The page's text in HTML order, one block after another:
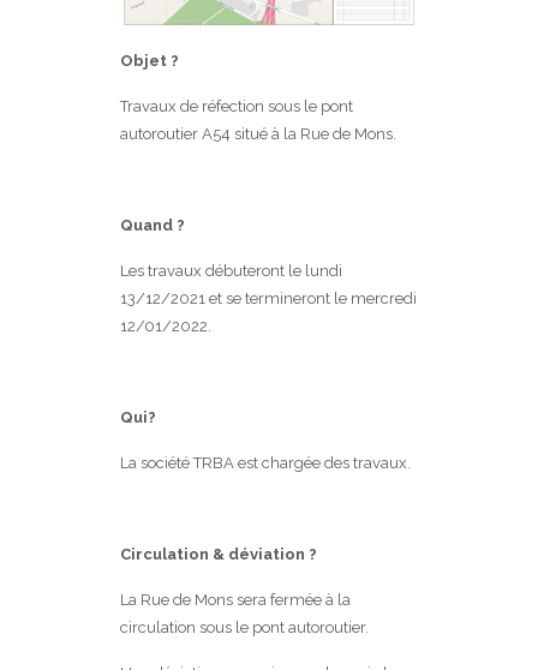
Objet ?
Travaux de réfection sous le pont
autoroutier A54 situé à la Rue de Mons.
Quand ?
Les travaux débuteront le lundi
13/12/2021 et se termineront le mercredi
12/01/2022.
Qui?
La société TRBA est chargée des travaux.
Circulation & déviation ?
La Rue de Mons sera fermée à la
circulation sous le pont autoroutier.